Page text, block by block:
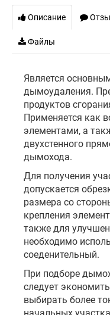
Описание
Файлы
Является
дымоудаления.
продуктов
Применяется как
элементами, а
двухстенного
дымохода.
Для получения
допускается
размера со
крепления
также для
необходимо
соеденительный.
При подборе
следует
выбирать более